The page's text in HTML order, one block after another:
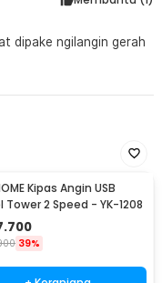
dipake ngilangin gerah
Kipas Angin USB
Tower 2 Speed - YK-1208
39%